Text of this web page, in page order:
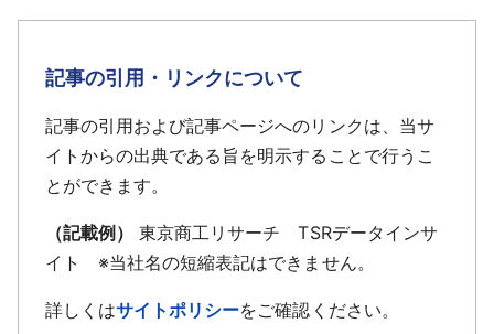
記事の引用・リンクについて
記事の引用および記事ページへのリンクは、当サ
イトからの出典である旨を明示することで行うこ
とができます。
（記載例）
東京商工リサーチ TSRデータインサ
イト ※当社名の短縮表記はできません。
詳しくはサイトポリシーをご確認ください。